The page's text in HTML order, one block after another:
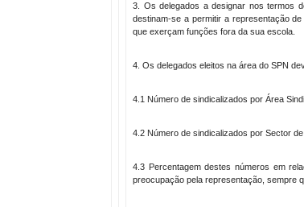
3. Os delegados a designar nos termos
destinam-se a permitir a representação
que exerçam funções fora da sua escola.
4. Os delegados eleitos na área do SPN
4.1 Número de sindicalizados por Área
4.2 Número de sindicalizados por Sector
4.3 Percentagem destes números em
preocupação pela representação, sempre